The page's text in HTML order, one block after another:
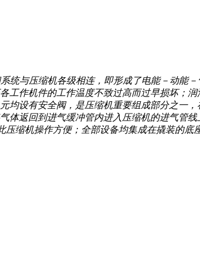
统与压缩机各级相连，即形成了电能－动能
作机件的工作温度不致过高而过早损坏；
设有安全阀，是压缩机重要组成部分之一
返回到进气缓冲管内进入压缩机的进气管
缩机操作方便；全部设备均集成在撬装的底